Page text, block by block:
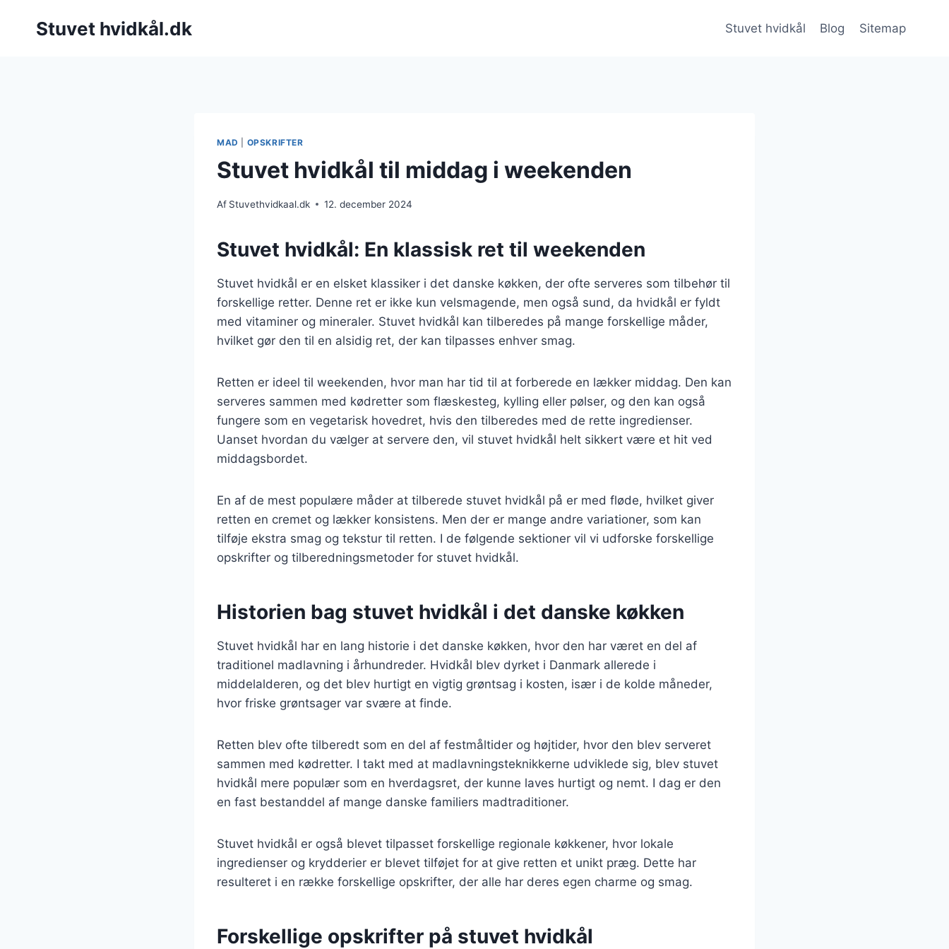
Stuvet hvidkål.dk Stuvet hvidkål Blog Sitemap
MAD OPSKRIFTER
Stuvet hvidkål til middag i weekenden
Af Stuvethvidkaal.dk 12. december 2024
Stuvet hvidkål: En klassisk ret til weekenden
Stuvet hvidkål er en elsket klassiker i det danske køkken, der ofte serveres som tilbehør til
forskellige retter. Denne ret er ikke kun velsmagende, men også sund, da hvidkål er fyldt
med vitaminer og mineraler. Stuvet hvidkål kan tilberedes på mange forskellige måder,
hvilket gør den til en alsidig ret, der kan tilpasses enhver smag.
Retten er ideel til weekenden, hvor man har tid til at forberede en lækker middag. Den kan
serveres sammen med kødretter som flæskesteg, kylling eller pølser, og den kan også
fungere som en vegetarisk hovedret, hvis den tilberedes med de rette ingredienser.
Uanset hvordan du vælger at servere den, vil stuvet hvidkål helt sikkert være et hit ved
middagsbordet.
En af de mest populære måder at tilberede stuvet hvidkål på er med fløde, hvilket giver
retten en cremet og lækker konsistens. Men der er mange andre variationer, som kan
tilføje ekstra smag og tekstur til retten. I de følgende sektioner vil vi udforske forskellige
opskrifter og tilberedningsmetoder for stuvet hvidkål.
Historien bag stuvet hvidkål i det danske køkken
Stuvet hvidkål har en lang historie i det danske køkken, hvor den har været en del af
traditionel madlavning i århundreder. Hvidkål blev dyrket i Danmark allerede i
middelalderen, og det blev hurtigt en vigtig grøntsag i kosten, især i de kolde måneder,
hvor friske grøntsager var svære at finde.
Retten blev ofte tilberedt som en del af festmåltider og højtider, hvor den blev serveret
sammen med kødretter. I takt med at madlavningsteknikkerne udviklede sig, blev stuvet
hvidkål mere populær som en hverdagsret, der kunne laves hurtigt og nemt. I dag er den
en fast bestanddel af mange danske familiers madtraditioner.
Stuvet hvidkål er også blevet tilpasset forskellige regionale køkkener, hvor lokale
ingredienser og krydderier er blevet tilføjet for at give retten et unikt præg. Dette har
resulteret i en række forskellige opskrifter, der alle har deres egen charme og smag.
Forskellige opskrifter på stuvet hvidkål